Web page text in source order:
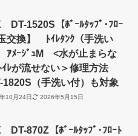
DT-1520S【ﾎﾞｰﾙﾀｯﾌﾟ･ﾌﾛｰ
交換】 ﾄｲﾚﾀﾝｸ（手洗い
ﾒｰｼﾞｭM <水が止まらな
ｲﾚが流せない＞修理方法
（手洗い付）も対象
10月24日 2026年5月15日
DT-870Z【ﾎﾞｰﾙﾀｯﾌﾟ･ﾌﾛｰﾄ